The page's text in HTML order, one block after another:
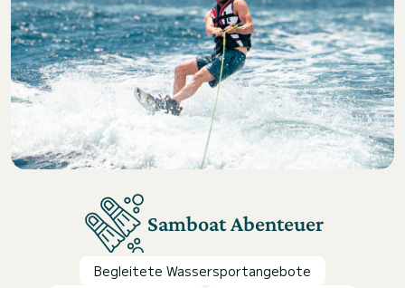
Samboat Abenteuer
Begleitete Wassersportangebote